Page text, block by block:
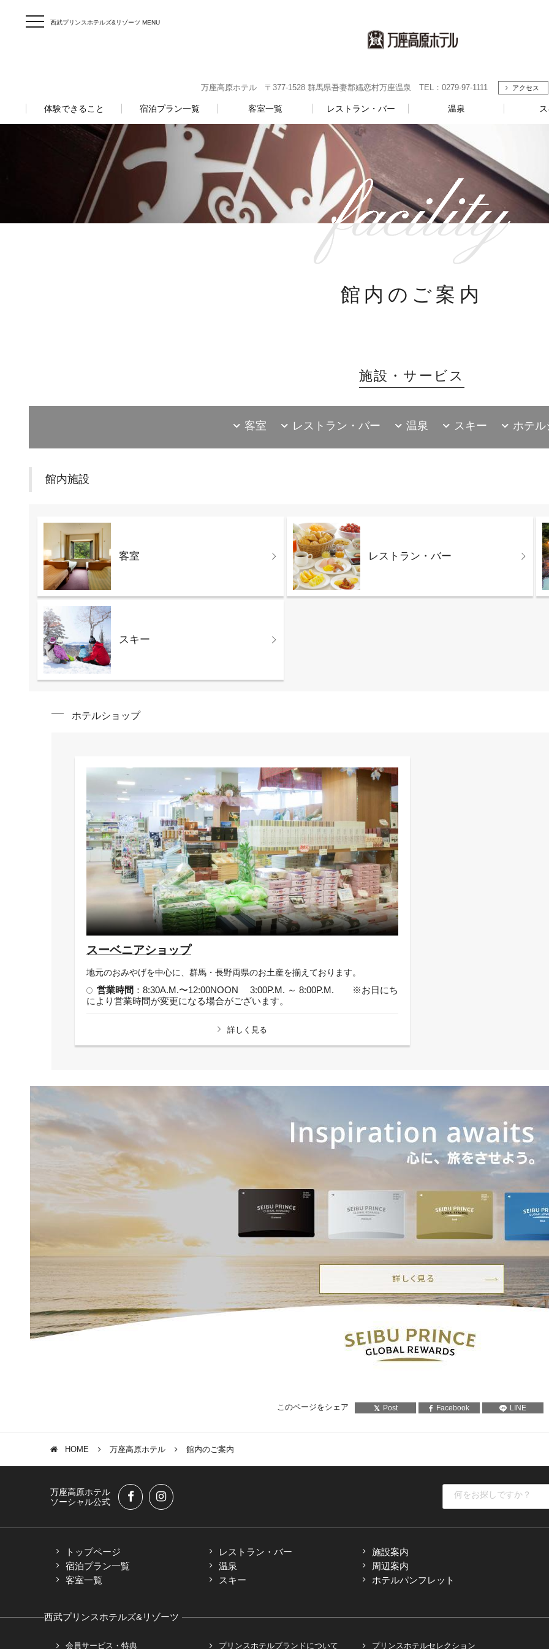
西武プリンスホテルズ&リゾーツ MENU
万座高原ホテル 〒377-1528 群馬県吾妻郡嬬恋村万座温泉 TEL：0279-97-1111 アクセス
体験できること 宿泊プラン一覧 客室一覧 レストラン・バー 温泉
館内のご案内
施設・サービス
客室 レストラン・バー 温泉 スキー ホテル
館内施設
客室 レストラン・バー
スキー
ホテルショップ
スーベニアショップ
地元のおみやげを中心に、群馬・長野両県のお土産を揃えております。
営業時間 ：8:30A.M.〜12:00NOON
3:00P.M. ～ 8:00P.M. ※お日にち
により営業時間が変更になる場合がございます。
詳しく見る
このページをシェア Post Facebook LINE
HOME 万座高原ホテル 館内のご案内
万座高原ホテル
ソーシャル公式
トップページ
宿泊プラン一覧
客室一覧
レストラン・バー
温泉
スキー
施設案内
周辺案内
ホテルパンフレット
西武プリンスホテルズ&リゾーツ
会員サービス・特典 プリンスホテルブランドについて プリンスホテルセレクション